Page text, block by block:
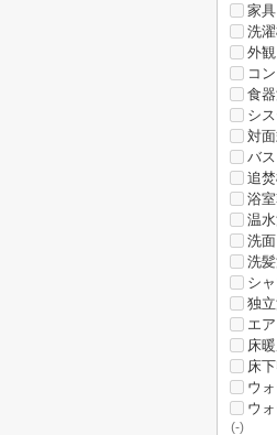
家
洗
外
コ
食
シ
対
バ
追
浴
温
洗
洗
シ
独
エ
床
床
ウ
ウ
(-)